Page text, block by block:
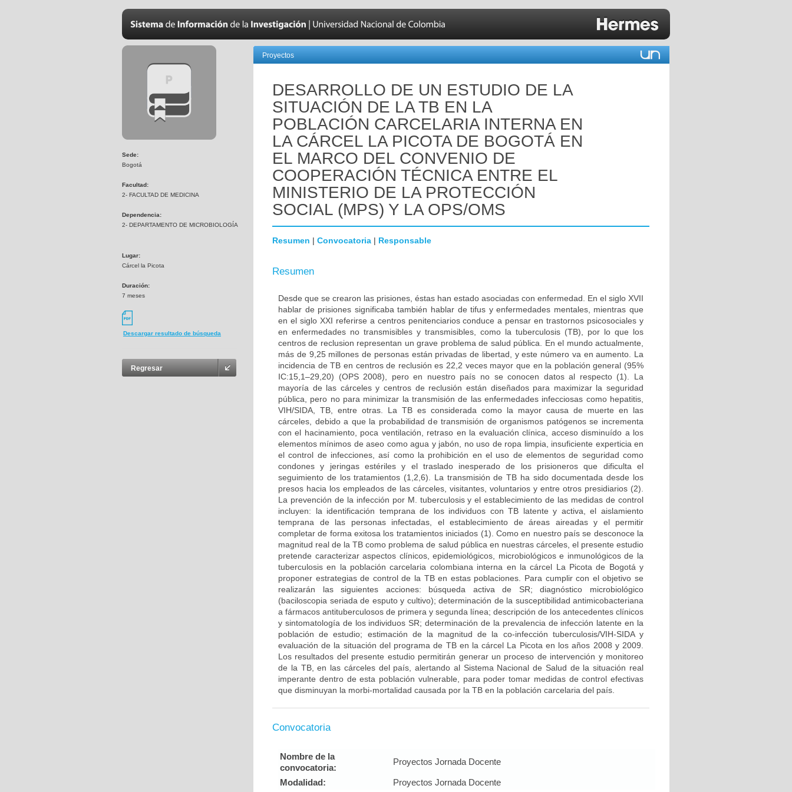
Sede:
Bogotá
Facultad:
2- FACULTAD DE MEDICINA
Dependencia:
2- DEPARTAMENTO DE MICROBIOLOGÍA
Lugar:
Cárcel la Picota
Duración:
7 meses
Descargar resultado de búsqueda
Regresar
Proyectos
DESARROLLO DE UN ESTUDIO DE LA
SITUACIÓN DE LA TB EN LA
POBLACIÓN CARCELARIA INTERNA EN
LA CÁRCEL LA PICOTA DE BOGOTÁ EN
EL MARCO DEL CONVENIO DE
COOPERACIÓN TÉCNICA ENTRE EL
MINISTERIO DE LA PROTECCIÓN
SOCIAL (MPS) Y LA OPS/OMS
Resumen | Convocatoria | Responsable
Resumen
Desde que se crearon las prisiones, éstas han estado asociadas con enfermedad. En el siglo XVII
hablar de prisiones significaba también hablar de tifus y enfermedades mentales, mientras que
en el siglo XXI referirse a centros penitenciarios conduce a pensar en trastornos psicosociales y
en enfermedades no transmisibles y transmisibles, como la tuberculosis (TB), por lo que los
centros de reclusion representan un grave problema de salud pública. En el mundo actualmente,
más de 9,25 millones de personas están privadas de libertad, y este número va en aumento. La
incidencia de TB en centros de reclusión es 22,2 veces mayor que en la población general (95%
IC:15,1–29,20) (OPS 2008), pero en nuestro país no se conocen datos al respecto (1). La
mayoría de las cárceles y centros de reclusión están diseñados para maximizar la seguridad
pública, pero no para minimizar la transmisión de las enfermedades infecciosas como hepatitis,
VIH/SIDA, TB, entre otras. La TB es considerada como la mayor causa de muerte en las
cárceles, debido a que la probabilidad de transmisión de organismos patógenos se incrementa
con el hacinamiento, poca ventilación, retraso en la evaluación clínica, acceso disminuído a los
elementos mínimos de aseo como agua y jabón, no uso de ropa limpia, insuficiente experticia en
el control de infecciones, así como la prohibición en el uso de elementos de seguridad como
condones y jeringas estériles y el traslado inesperado de los prisioneros que dificulta el
seguimiento de los tratamientos (1,2,6). La transmisión de TB ha sido documentada desde los
presos hacia los empleados de las cárceles, visitantes, voluntarios y entre otros presidiarios (2).
La prevención de la infección por M. tuberculosis y el establecimiento de las medidas de control
incluyen: la identificación temprana de los individuos con TB latente y activa, el aislamiento
temprana de las personas infectadas, el establecimiento de áreas aireadas y el permitir
completar de forma exitosa los tratamientos iniciados (1). Como en nuestro país se desconoce la
magnitud real de la TB como problema de salud pública en nuestras cárceles, el presente estudio
pretende caracterizar aspectos clínicos, epidemiológicos, microbiológicos e inmunológicos de la
tuberculosis en la población carcelaria colombiana interna en la cárcel La Picota de Bogotá y
proponer estrategias de control de la TB en estas poblaciones. Para cumplir con el objetivo se
realizarán las siguientes acciones: búsqueda activa de SR; diagnóstico microbiológico
(baciloscopia seriada de esputo y cultivo); determinación de la susceptibilidad antimicobacteriana
a fármacos antituberculosos de primera y segunda línea; descripción de los antecedentes clínicos
y sintomatología de los individuos SR; determinación de la prevalencia de infección latente en la
población de estudio; estimación de la magnitud de la co-infección tuberculosis/VIH-SIDA y
evaluación de la situación del programa de TB en la cárcel La Picota en los años 2008 y 2009.
Los resultados del presente estudio permitirán generar un proceso de intervención y monitoreo
de la TB, en las cárceles del país, alertando al Sistema Nacional de Salud de la situación real
imperante dentro de esta población vulnerable, para poder tomar medidas de control efectivas
que disminuyan la morbi-mortalidad causada por la TB en la población carcelaria del país.
Convocatoria
Nombre de la
convocatoria:
Proyectos Jornada Docente
Modalidad: Proyectos Jornada Docente